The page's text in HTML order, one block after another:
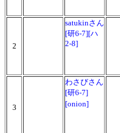
2
satukinさん
[研6-7][ハ
2-8]
3
わさびさん
[研6-7]
[onion]